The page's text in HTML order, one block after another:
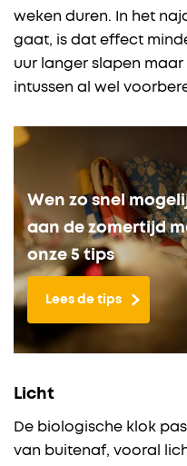
weken duren. In het
gaat, is dat effect
uur langer slapen
intussen al wel
Wen zo snel
aan de zomertijd
onze 5 tips
Lees de tips
Licht
De biologische klok
van buitenaf, vooral